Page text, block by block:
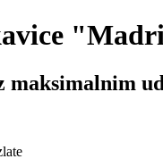
maksimalnim